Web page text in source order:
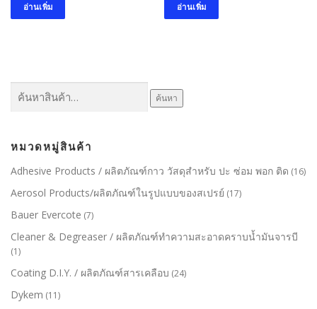
อ่านเพิ่ม อ่านเพิ่ม
ค้นหา
หมวดหมู่สินค้า
Adhesive Products / ผลิตภัณฑ์กาว วัสดุสำหรับ ปะ ซ่อม พอก ติด (16)
Aerosol Products/ผลิตภัณฑ์ในรูปแบบของสเปรย์ (17)
Bauer Evercote (7)
Cleaner & Degreaser / ผลิตภัณฑ์ทำความสะอาดคราบน้ำมันจารบี
(1)
Coating D.I.Y. / ผลิตภัณฑ์สารเคลือบ (24)
Dykem (11)